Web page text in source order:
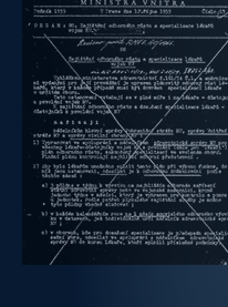
zobrazit PDF dokument